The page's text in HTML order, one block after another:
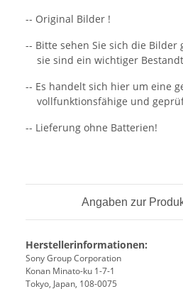
-- Original Bilder !
-- Bitte sehen Sie sich die Bilder
sie sind ein wichtiger
-- Es handelt sich hier um eine
vollfunktionsfähige und
-- Lieferung ohne Batterien!
Angaben zur
Herstellerinformationen:
Sony Group Corporation
Konan Minato-ku 1-7-1
Tokyo, Japan, 108-0075